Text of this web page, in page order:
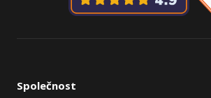
Společnost